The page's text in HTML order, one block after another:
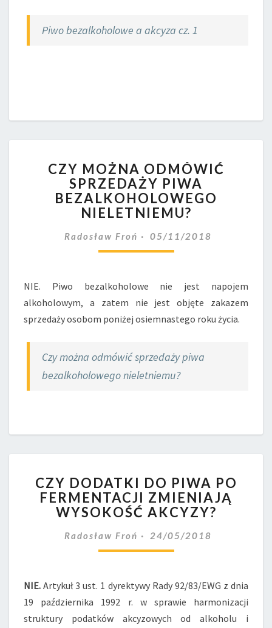
Piwo bezalkoholowe a akcyza cz. 1
MOŻNA
ODMÓWIĆ
SPRZEDAŻY
PIWA
NIELETNIEMU?
CZY MOŻNA ODMÓWIĆ
SPRZEDAŻY PIWA
BEZALKOHOLOWEGO
NIELETNIEMU?
Radosław Froń 05/11/2018
NIE. Piwo bezalkoholowe nie jest napojem
alkoholowym, a zatem nie jest objęte zakazem
sprzedaży osobom poniżej osiemnastego roku życia.
Czy można odmówić sprzedaży piwa
bezalkoholowego nieletniemu?
DODATKI
DO
PIWA
FERMENTACJI
ZMIENIAJĄ
CZY DODATKI DO PIWA PO
FERMENTACJI ZMIENIAJĄ
WYSOKOŚĆ AKCYZY?
Radosław Froń 24/05/2018
NIE. Artykuł 3 ust. 1 dyrektywy Rady 92/83/EWG z dnia
19 października 1992 r. w sprawie harmonizacji
struktury podatków akcyzowych od alkoholu i